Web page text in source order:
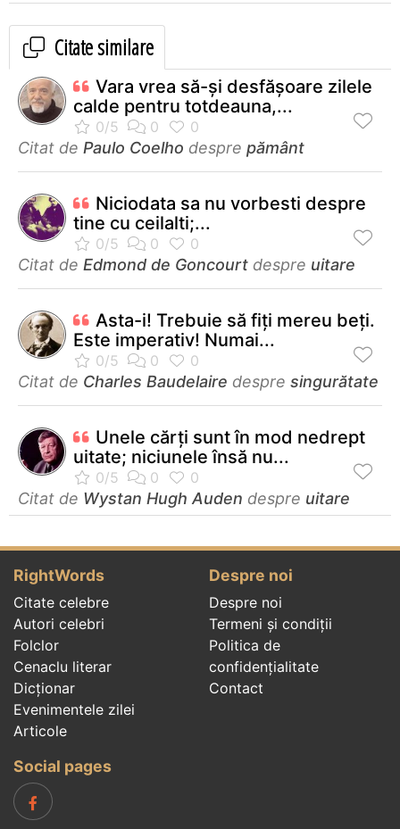
Citate similare
Vara vrea să-şi desfăşoare zilele
calde pentru totdeauna,...
Citat de Paulo Coelho despre pământ
Niciodata sa nu vorbesti despre
tine cu ceilalti;...
Citat de Edmond de Goncourt despre uitare
Asta-i! Trebuie să fiţi mereu beţi.
Este imperativ! Numai...
Citat de Charles Baudelaire despre singurătate
Unele cărţi sunt în mod nedrept
uitate; niciunele însă nu...
Citat de Wystan Hugh Auden despre uitare
RightWords
Citate celebre
Autori celebri
Folclor
Cenaclu literar
Dicționar
Evenimentele zilei
Articole
Despre noi
Despre noi
Termeni și condiții
Politica de
confidenţialitate
Contact
Social pages